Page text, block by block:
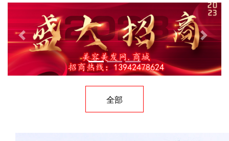
Previous Next
全部